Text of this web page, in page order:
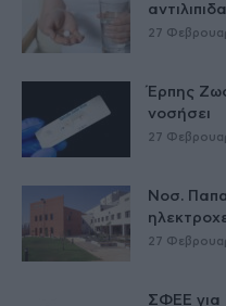
27
Έρπης
νοσήσει
27
Νοσ.
27
ΣΦΕΕ για